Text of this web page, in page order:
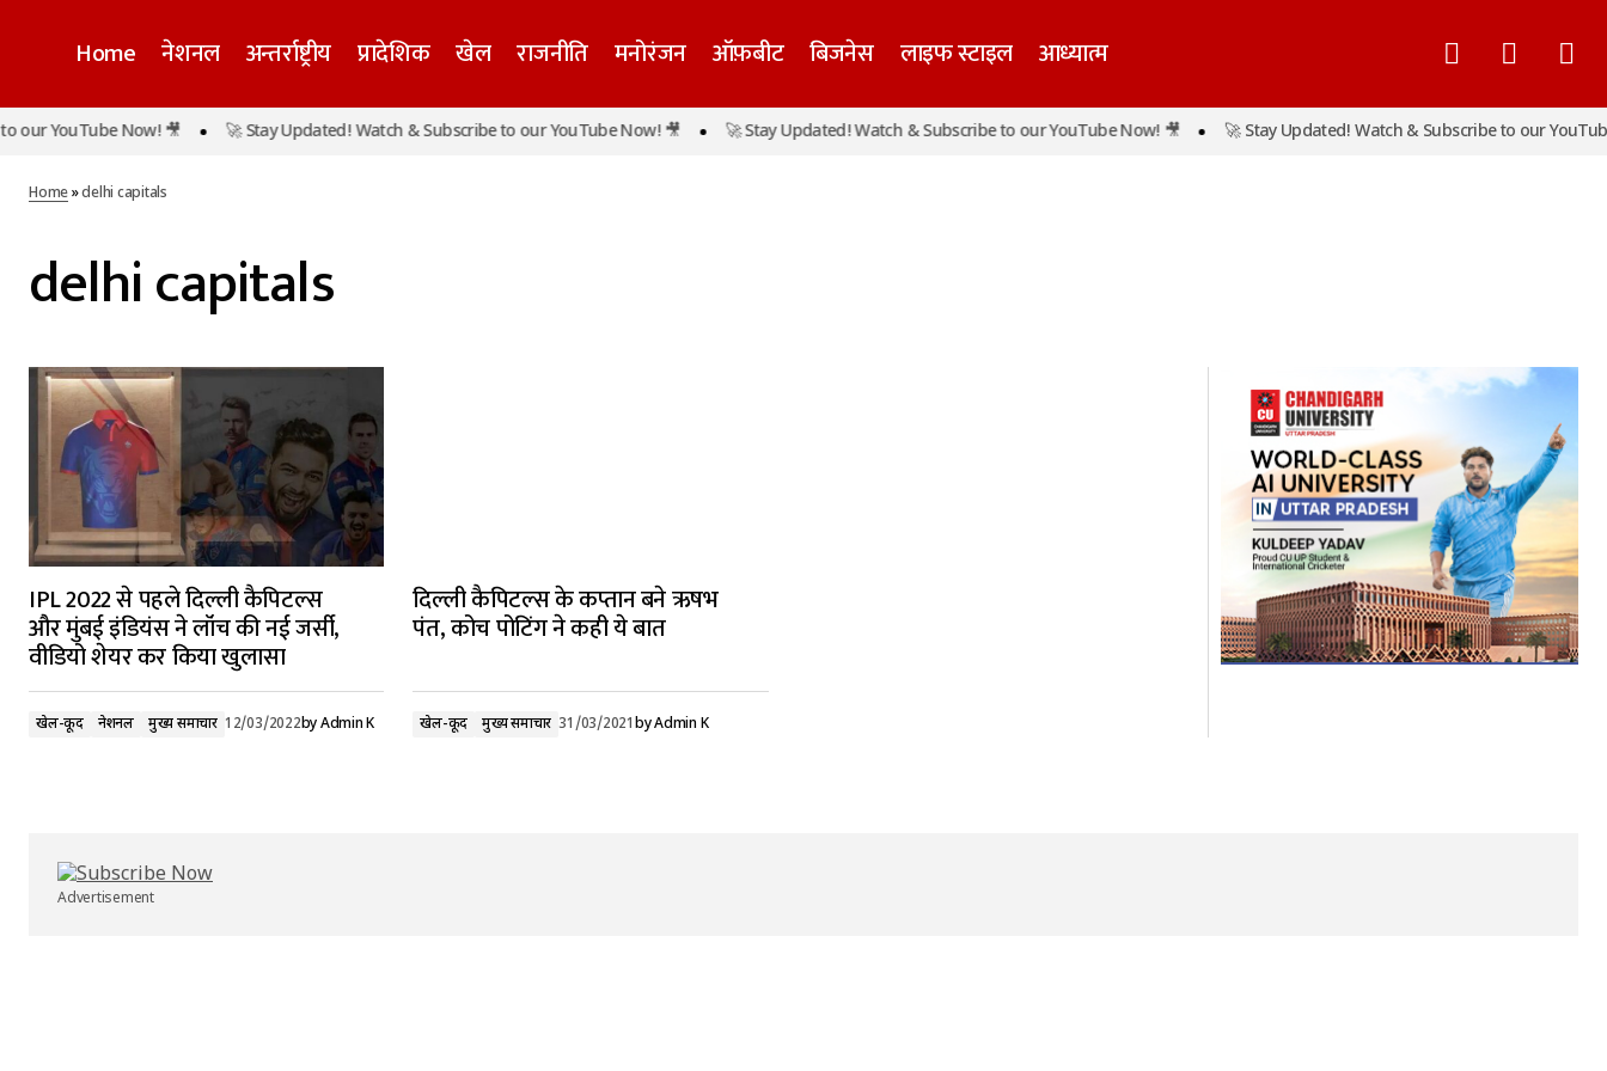
Home नेशनल अन्तर्राष्ट्रीय प्रादेशिक खेल राजनीति मनोरंजन ऑफ़बीट बिजनेस लाइफ स्टाइल आध्यात्म
YouTube Now! 🎥 🚀 Stay Updated! Watch & Subscribe to our YouTube Now! 🎥 🚀 Stay Updated! Watch & Subscribe to our YouTube Now! 🎥 🚀 Stay Updated! Watch & Subscribe to our
Home»delhi capitals
delhi capitals
IPL 2022 से पहले दिल्ली कैपिटल्स
और मुंबई इंडियंस ने लॉंच की नई जर्सी,
वीडियो शेयर कर किया खुलासा
खेल-कूद नेशनल मुख्य समाचार 12/03/2022byAdmin K
दिल्ली कैपिटल्स के कप्तान बने ऋषभ
पंत, कोच पोटिंग ने कही ये बात
खेल-कूद मुख्य समाचार 31/03/2021byAdmin K
Advertisement